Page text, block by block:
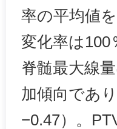
率の平均値
変化率は100
脊髄最大線
加傾向であ
−0.47）。